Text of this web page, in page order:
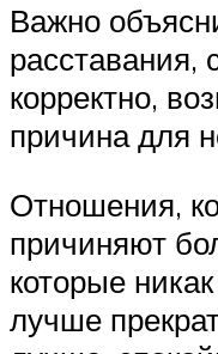
Важно
расставания,
корректно,
причина для
Отношения,
причиняют
которые
лучше